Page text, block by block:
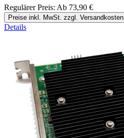
Regulärer Preis: Ab 73,90 €
Preise inkl. MwSt. zzgl. Versandkosten
Details